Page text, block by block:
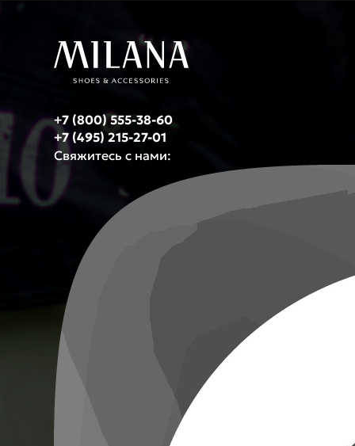
+7 (800) 555-38-60
+7 (495) 215-27-01
Свяжитесь с нами: